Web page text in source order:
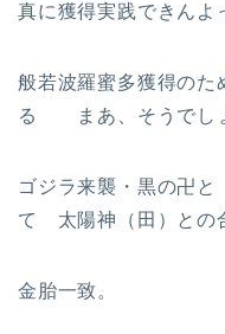
真に獲得実践できん
般若波羅蜜多獲得の
る まあ、そうでし
ゴジラ来襲・黒の卍
て 太陽神（田）との
金胎一致。